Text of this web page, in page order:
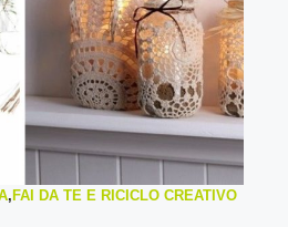
, FAI DA TE E RICICLO CREATIVO